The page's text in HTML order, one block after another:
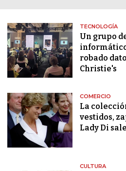
TECNOLOGÍA
Un grupo
robado
Christie's
COMERCIO
La
vestidos,
Lady Di
CULTURA